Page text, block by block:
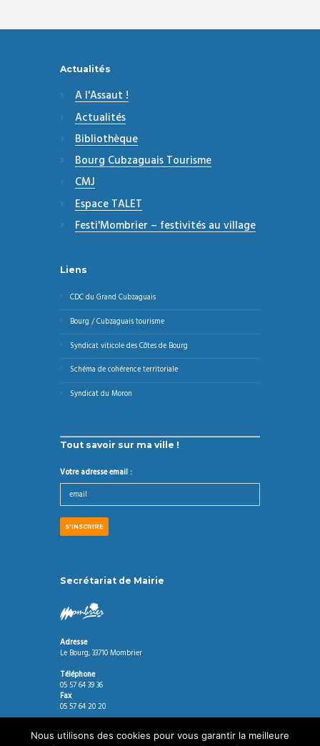
Actualités
A l'Assaut !
Actualités
Bibliothèque
Bourg Cubzaguais Tourisme
CMJ
Espace TALET
Festi'Mombrier – festivités au village
Liens
CDC du Grand Cubzaguais
Bourg / Cubzaguais tourisme
Syndicat viticole des Côtes de Bourg
Schéma de cohérence territoriale
Syndicat du Moron
Tout savoir sur ma ville !
Votre adresse email :
Secrétariat de Mairie
Adresse
Le Bourg, 33710 Mombrier
Téléphone
05 57 64 39 36
Fax
05 57 64 20 20
Mardi, Jeudi de 8h30 à 12H00 et de 14h00 à 17h30.
Nous utilisons des cookies pour vous garantir la meilleure